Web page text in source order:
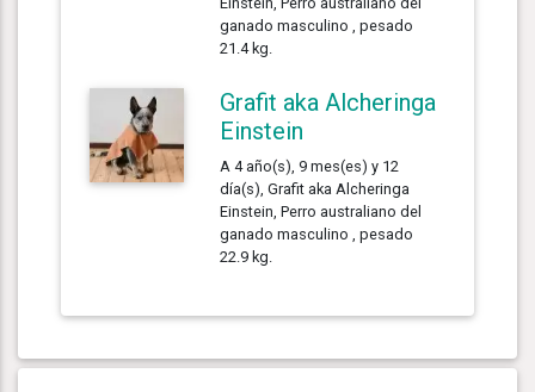
ganado masculino , pesado
21.4 kg.
Grafit aka Alcheringa
Einstein
A 4 año(s), 9 mes(es) y 12
día(s), Grafit aka Alcheringa
Einstein, Perro australiano del
ganado masculino , pesado
22.9 kg.